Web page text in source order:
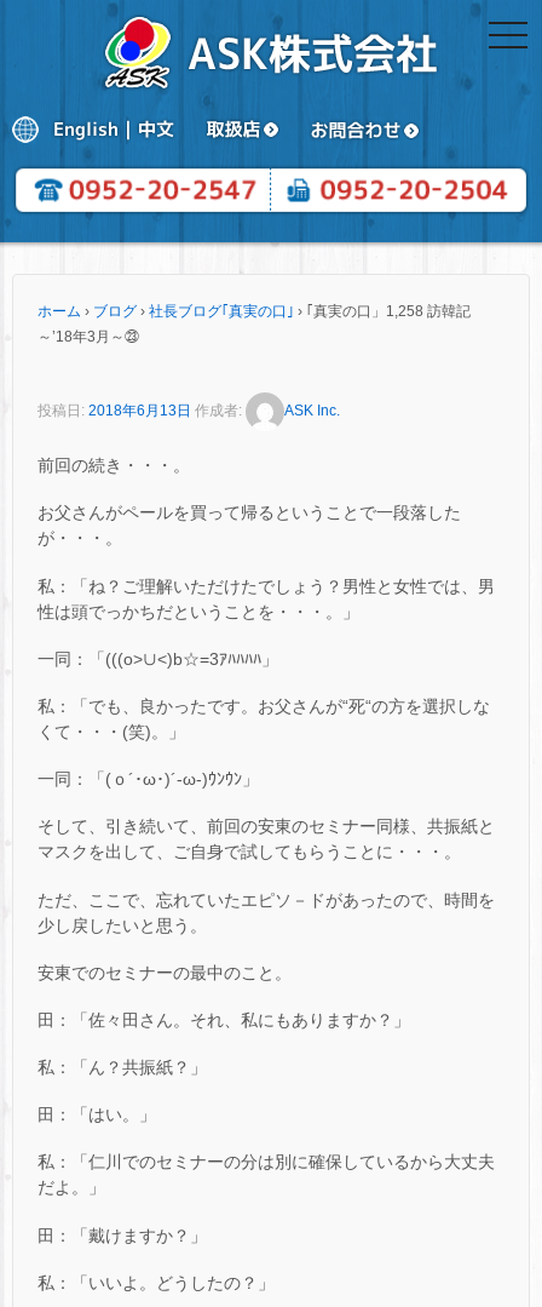
ホーム › ブログ › 社長ブログ｢真実の口｣ › ｢真実の口」1,258 訪韓記
～’18年3月～㉓
投稿日: 2018年6月13日 作成者: ASK Inc.
前回の続き・・・。
お父さんがペールを買って帰るということで一段落した
が・・・。
私：「ね？ご理解いただけたでしょう？男性と女性では、男
性は頭でっかちだということを・・・。」
一同：「(((o>∪<)b☆=3ｱﾊﾊﾊﾊ」
私：「でも、良かったです。お父さんが“死“の方を選択しな
くて・・・(笑)。」
一同：「(ｏ´･ω･)´-ω-)ｳﾝｳﾝ」
そして、引き続いて、前回の安東のセミナー同様、共振紙と
マスクを出して、ご自身で試してもらうことに・・・。
ただ、ここで、忘れていたエピソ－ドがあったので、時間を
少し戻したいと思う。
安東でのセミナーの最中のこと。
田：「佐々田さん。それ、私にもありますか？」
私：「ん？共振紙？」
田：「はい。」
私：「仁川でのセミナーの分は別に確保しているから大丈夫
だよ。」
田：「戴けますか？」
私：「いいよ。どうしたの？」